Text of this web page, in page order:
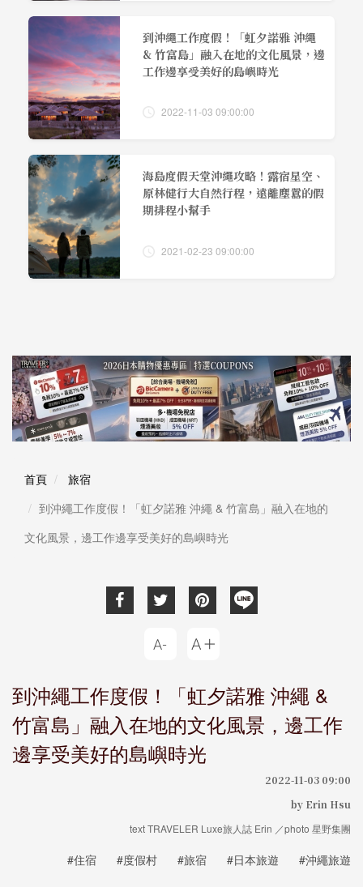
到沖繩工作度假！「虹夕諾雅 沖繩
& 竹富島」融入在地的文化風景，邊
工作邊享受美好的島嶼時光
2022-11-03 09:00:00
海島度假天堂沖繩攻略！露宿星空、
原林健行大自然行程，遠離塵囂的假
期排程小幫手
2021-02-23 09:00:00
首頁
旅宿
到沖繩工作度假！「虹夕諾雅 沖繩 & 竹富島」融入在地的
文化風景，邊工作邊享受美好的島嶼時光
到沖繩工作度假！「虹夕諾雅 沖繩 &
竹富島」融入在地的文化風景，邊工作
邊享受美好的島嶼時光
2022-11-03 09:00
by Erin Hsu
text TRAVELER Luxe旅人誌 Erin ／photo 星野集團
#住宿 #度假村 #旅宿 #日本旅遊 #沖繩旅遊